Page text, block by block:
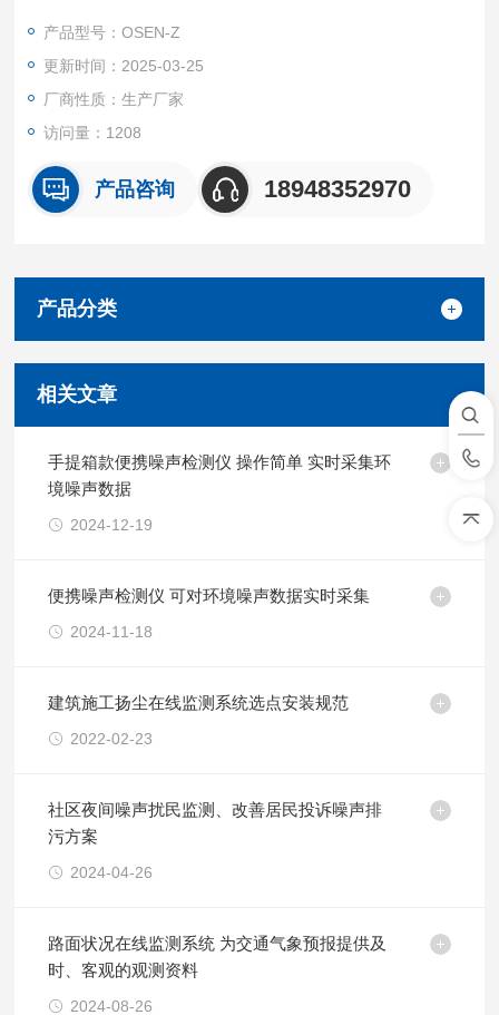
产品型号：OSEN-Z
更新时间：2025-03-25
厂商性质：生产厂家
访问量：1208
产品咨询 18948352970
产品分类
相关文章
手提箱款便携噪声检测仪 操作简单 实时采集环
境噪声数据
2024-12-19
便携噪声检测仪 可对环境噪声数据实时采集
2024-11-18
建筑施工扬尘在线监测系统选点安装规范
2022-02-23
社区夜间噪声扰民监测、改善居民投诉噪声排
污方案
2024-04-26
路面状况在线监测系统 为交通气象预报提供及
时、客观的观测资料
2024-08-26